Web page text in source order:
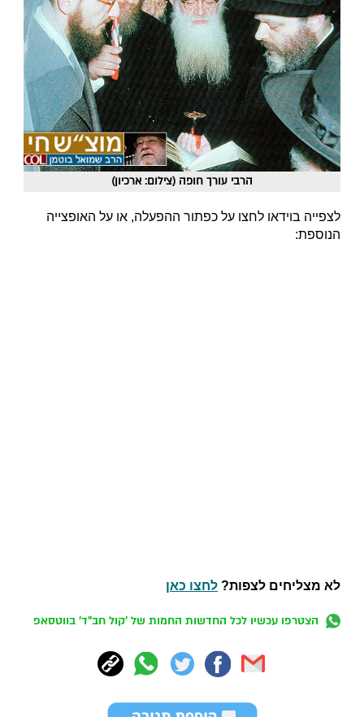
הרבי עורך חופה (צילום: ארכיון)
לצפייה בוידאו לחצו על כפתור ההפעלה, או על האופצייה
הנוספת:
לא מצליחים לצפות? לחצו כאן
הצטרפו עכשיו לכל החדשות החמות של 'קול חב"ד' בווטסאפ